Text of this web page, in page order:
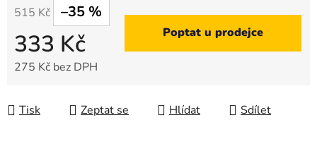
515 Kč –35 %
333 Kč
275 Kč bez DPH
Poptat u prodejce
Tisk Zeptat se Hlídat Sdílet